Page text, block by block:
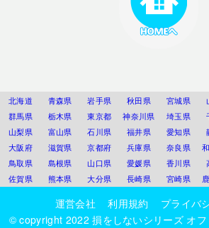
北海道 青森県 岩手県 秋田県 宮城県
群馬県
栃木県 東京都 神奈川県 埼玉県
山梨県
富山県 石川県 福井県 愛知県
大阪府
滋賀県 京都府 兵庫県 奈良県
鳥取県
島根県 山口県 愛媛県 香川県
佐賀県
熊本県 大分県 長崎県 宮崎県
運営会社 利用規約
プライバ
© copyright 2022損をしないシリーズ オ